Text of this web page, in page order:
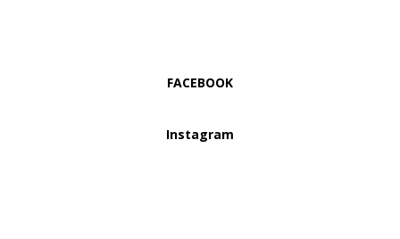
FACEBOOK
Instagram